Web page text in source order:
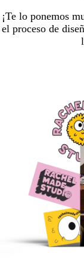
¡Te lo ponemos
el proceso de